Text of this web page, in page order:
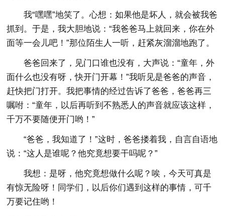
我“嘿嘿”地笑了。心想：如果他是坏人，就会被我爸
抓到。于是，我大胆地说：“我爸爸马上就回来，你在外
面等一会儿吧！”那位陌生人一听，赶紧灰溜溜地跑了。
爸爸回来了，见门口谁也没有，大声说：“童年，外
面什么也没有呀，快开门开幕！”我听见是爸爸的声音，
赶快把门打开。我把事情的经过告诉了爸爸，爸爸再三
嘱咐：“童年，以后再听到不熟悉人的声音就应该这样，
千万不要随便开门哟！”
“爸爸，我知道了！”这时，爸爸搂着我，自言自语地
说：“这人是谁呢？他究竟想要干吗呢？”
我想：是呀，他究竟想做什么呢？唉，今天可真是
有惊无险呀！同学们，以后你们遇到这样的事情，可千
万要记住哟！